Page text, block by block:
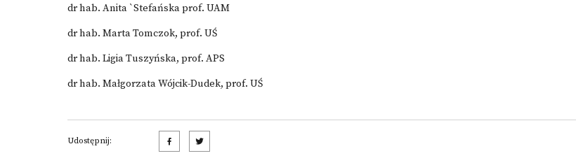
dr hab. Anita `Stefańska prof. UAM
dr hab. Marta Tomczok, prof. UŚ
dr hab. Ligia Tuszyńska, prof. APS
dr hab. Małgorzata Wójcik-Dudek, prof. UŚ
Udostępnij: